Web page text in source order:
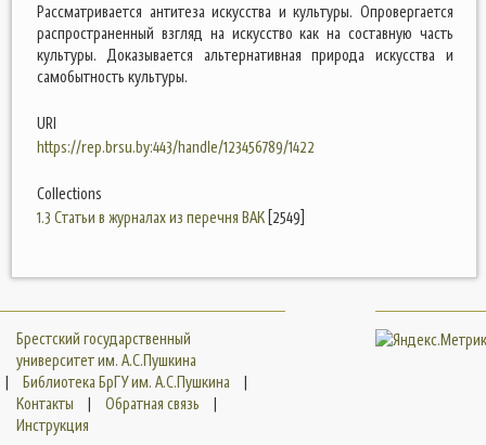
Рассматривается антитеза искусства и культуры. Опровергается
распространенный взгляд на искусство как на составную часть
культуры. Доказывается альтернативная природа искусства и
самобытность культуры.
URI
https://rep.brsu.by:443/handle/123456789/1422
Collections
1.3 Статьи в журналах из перечня ВАК [2549]
Брестский государственный
университет им. А.С.Пушкина
|
Библиотека БрГУ им. А.С.Пушкина
|
Контакты
| Обратная связь
|
Инструкция